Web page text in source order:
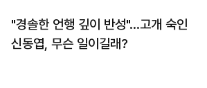
"경솔한 언행 깊이 반성"…고개 숙인
신동엽, 무슨 일이길래?